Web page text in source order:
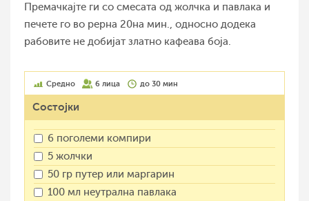
Премачкајте ги со смесата од жолчка и павлака и
печете го во рерна 20на мин., односно додека
рабовите не добијат златно кафеава боја.
Средно 6 лица до 30 мин
Состојки
6 поголеми компири
5 жолчки
50 гр путер или маргарин
100 мл неутрална павлака